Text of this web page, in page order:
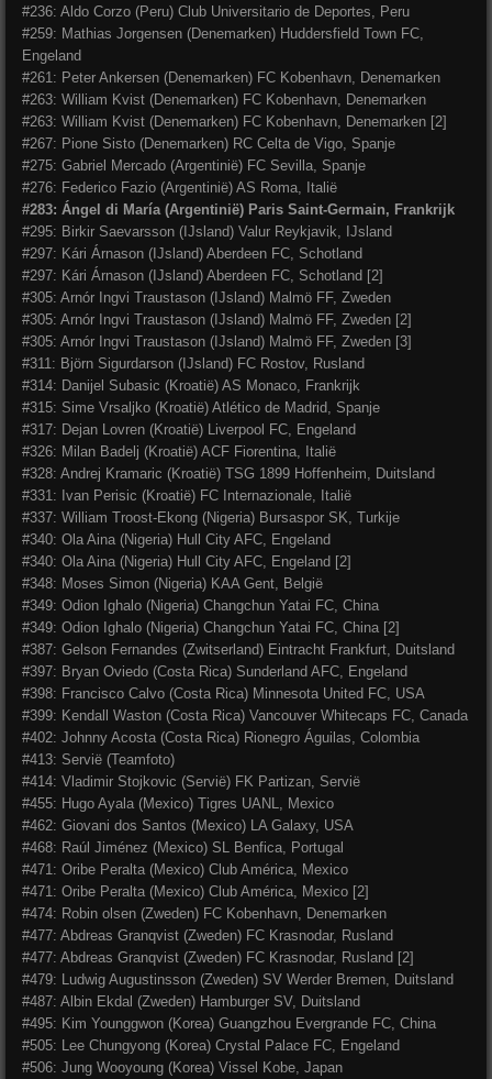
#236: Aldo Corzo (Peru) Club Universitario de Deportes, Peru
#259: Mathias Jorgensen (Denemarken) Huddersfield Town FC,
Engeland
#261: Peter Ankersen (Denemarken) FC Kobenhavn, Denemarken
#263: William Kvist (Denemarken) FC Kobenhavn, Denemarken
#263: William Kvist (Denemarken) FC Kobenhavn, Denemarken [2]
#267: Pione Sisto (Denemarken) RC Celta de Vigo, Spanje
#275: Gabriel Mercado (Argentinië) FC Sevilla, Spanje
#276: Federico Fazio (Argentinië) AS Roma, Italië
#283: Ángel di María (Argentinië) Paris Saint-Germain, Frankrijk
#295: Birkir Saevarsson (IJsland) Valur Reykjavik, IJsland
#297: Kári Árnason (IJsland) Aberdeen FC, Schotland
#297: Kári Árnason (IJsland) Aberdeen FC, Schotland [2]
#305: Arnór Ingvi Traustason (IJsland) Malmö FF, Zweden
#305: Arnór Ingvi Traustason (IJsland) Malmö FF, Zweden [2]
#305: Arnór Ingvi Traustason (IJsland) Malmö FF, Zweden [3]
#311: Björn Sigurdarson (IJsland) FC Rostov, Rusland
#314: Danijel Subasic (Kroatië) AS Monaco, Frankrijk
#315: Sime Vrsaljko (Kroatië) Atlético de Madrid, Spanje
#317: Dejan Lovren (Kroatië) Liverpool FC, Engeland
#326: Milan Badelj (Kroatië) ACF Fiorentina, Italië
#328: Andrej Kramaric (Kroatië) TSG 1899 Hoffenheim, Duitsland
#331: Ivan Perisic (Kroatië) FC Internazionale, Italië
#337: William Troost-Ekong (Nigeria) Bursaspor SK, Turkije
#340: Ola Aina (Nigeria) Hull City AFC, Engeland
#340: Ola Aina (Nigeria) Hull City AFC, Engeland [2]
#348: Moses Simon (Nigeria) KAA Gent, België
#349: Odion Ighalo (Nigeria) Changchun Yatai FC, China
#349: Odion Ighalo (Nigeria) Changchun Yatai FC, China [2]
#387: Gelson Fernandes (Zwitserland) Eintracht Frankfurt, Duitsland
#397: Bryan Oviedo (Costa Rica) Sunderland AFC, Engeland
#398: Francisco Calvo (Costa Rica) Minnesota United FC, USA
#399: Kendall Waston (Costa Rica) Vancouver Whitecaps FC, Canada
#402: Johnny Acosta (Costa Rica) Rionegro Águilas, Colombia
#413: Servië (Teamfoto)
#414: Vladimir Stojkovic (Servië) FK Partizan, Servië
#455: Hugo Ayala (Mexico) Tigres UANL, Mexico
#462: Giovani dos Santos (Mexico) LA Galaxy, USA
#468: Raúl Jiménez (Mexico) SL Benfica, Portugal
#471: Oribe Peralta (Mexico) Club América, Mexico
#471: Oribe Peralta (Mexico) Club América, Mexico [2]
#474: Robin olsen (Zweden) FC Kobenhavn, Denemarken
#477: Abdreas Granqvist (Zweden) FC Krasnodar, Rusland
#477: Abdreas Granqvist (Zweden) FC Krasnodar, Rusland [2]
#479: Ludwig Augustinsson (Zweden) SV Werder Bremen, Duitsland
#487: Albin Ekdal (Zweden) Hamburger SV, Duitsland
#495: Kim Younggwon (Korea) Guangzhou Evergrande FC, China
#505: Lee Chungyong (Korea) Crystal Palace FC, Engeland
#506: Jung Wooyoung (Korea) Vissel Kobe, Japan